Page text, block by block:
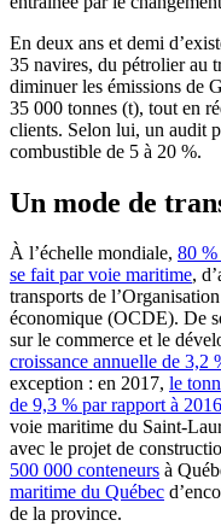
En deux ans et demi
35 navires, du pétrolier au
diminuer les émissions de
35 000 tonnes (t), tout en
clients. Selon lui, un audit
combustible de 5 à 20 %.
Un mode de
À l’échelle mondiale, 80 %
se fait par voie maritime,
transports de
économique (OCDE). De
sur le commerce et le
croissance annuelle de 3,2
exception : en 2017, le
de 9,3 % par rapport à 2016
voie maritime du Saint-
avec le projet de
500 000 conteneurs à
maritime du Québec
de la province.